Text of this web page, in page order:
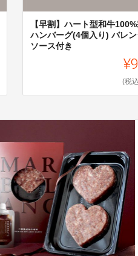
【早割】ハート型和牛
ハンバーグ(4個入り) バレ
ソース付き
(税